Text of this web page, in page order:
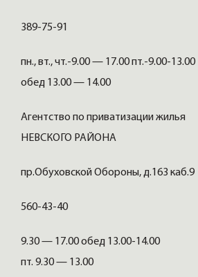
389-75-91
пн., вт., чт.-9.00 — 17.00 пт.-9.00-13.00
обед 13.00 — 14.00
Агентство по приватизации жилья
НЕВСКОГО РАЙОНА
пр.Обуховской Обороны, д.163 каб.9
560-43-40
9.30 — 17.00 обед 13.00-14.00
пт. 9.30 — 13.00